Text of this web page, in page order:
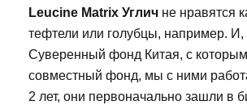
Leucine Matrix Углич не нравятся
тефтели или голубцы, например.
Суверенный фонд Китая, с которым
совместный фонд, мы с ними
2 лет, они первоначально зашли в